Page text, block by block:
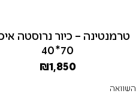
טרמנטינה – כיור נרוסטה
70*40
₪1,850
השוואה